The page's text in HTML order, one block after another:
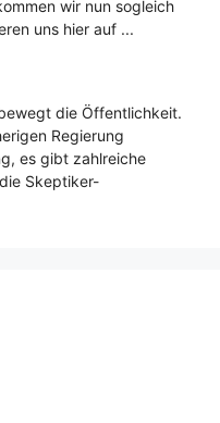
wir nun sogleich
uns hier auf ...
bewegt die Öffentlichkeit.
Regierung
es gibt zahlreiche
Skeptiker-